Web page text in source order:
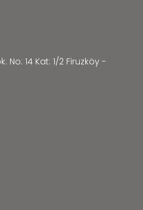
No: 14 Kat: 1/2 Firuzköy -